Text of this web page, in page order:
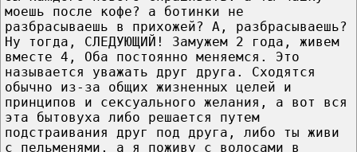
моешь после кофе? а ботинки не
разбрасываешь в прихожей? А, разбрасываешь?
Ну тогда, СЛЕДУЮЩИЙ! Замужем 2 года, живем
вместе 4, Оба постоянно меняемся. Это
называется уважать друг друга. Сходятся
обычно из-за общих жизненных целей и
принципов и сексуального желания, а вот вся
эта бытовуха либо решается путем
подстраивания друг под друга, либо ты живи
с пельменями, а я поживу с волосами в